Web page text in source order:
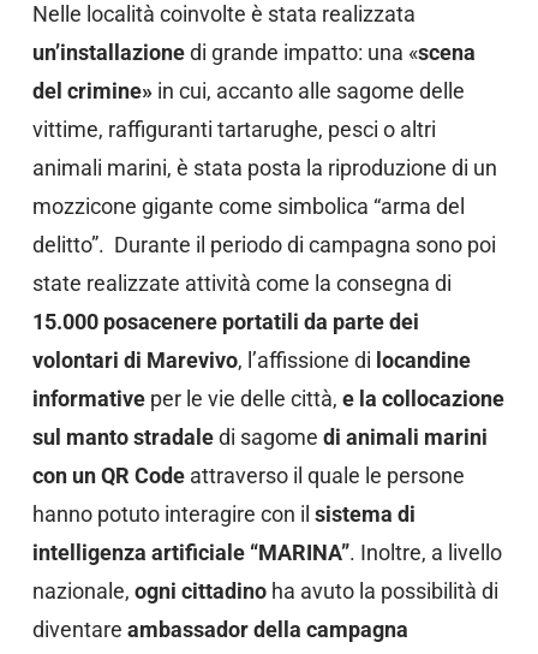
Nelle località coinvolte è stata realizzata
un’installazionedi grande impatto: una «scena
del crimine»in cui, accanto alle sagome delle
vittime, raffiguranti tartarughe, pesci o altri
animali marini, è stata posta la riproduzione di un
mozzicone gigante come simbolica “arma del
delitto”. Durante il periodo di campagna sono poi
state realizzate attività come la consegna di
15.000 posacenere portatili da parte dei
volontari di Marevivo, l’affissione di locandine
informativeper le vie delle città, e la collocazione
sul manto stradaledi sagome di animali marini
con un QR Codeattraverso il quale le persone
hanno potuto interagire con il sistema di
intelligenza artificiale “MARINA”. Inoltre, a livello
nazionale, ogni cittadinoha avuto la possibilità di
diventare ambassador della campagna